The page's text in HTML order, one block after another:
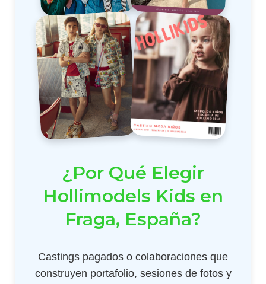
¿Por Qué Elegir
Hollimodels Kids en
Fraga, España?
Castings pagados o colaboraciones que
construyen portafolio, sesiones de fotos y